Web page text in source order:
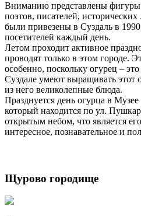
Вниманию представлены фигуры
поэтов, писателей,
были привезены в Суздаль в
посетителей каждый день.
Летом проходит активное
проводят только в этом городе.
особенно, поскольку огурец –
Суздале умеют выращивать этот
из него великолепные блюда.
Празднуется день огурца в Музее
который находится по ул.
открытым небом, что является
интересное, познавательное и
Щурово городище